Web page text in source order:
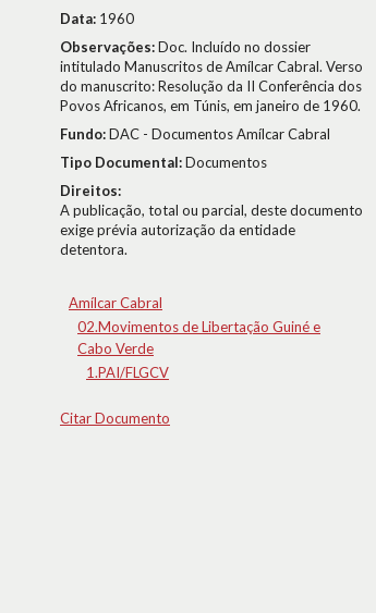
Data: 1960
Observações:Doc. Incluído no dossier
intitulado Manuscritos de Amílcar Cabral. Verso
do manuscrito: Resolução da II Conferência dos
Povos Africanos, em Túnis, em janeiro de 1960.
Fundo:DAC - Documentos Amílcar Cabral
Tipo Documental:Documentos
Direitos:
A publicação, total ou parcial, deste documento
exige prévia autorização da entidade
detentora.
Amílcar Cabral
02.Movimentos de Libertação Guiné e
Cabo Verde
1.PAI/FLGCV
Citar Documento